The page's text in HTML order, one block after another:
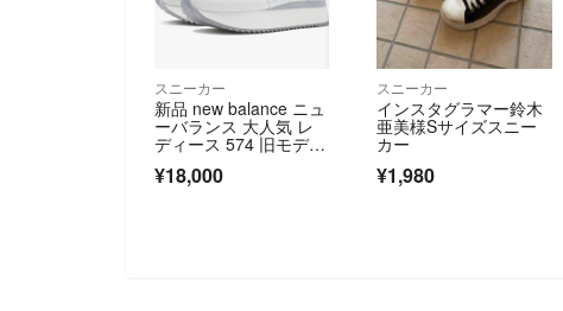
スニーカー
新品 new balance ニュ
ーバランス 大人気 レ
ディース 574 旧モデ
574Zスニーカー
¥18,000
スニーカー
インスタグラマー鈴木
亜美様Sサイズスニー
カー
¥1,980